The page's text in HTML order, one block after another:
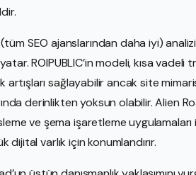
SEO ajanslarından daha iyi)
ROIPUBLIC’in modeli, kısa vadeli
sağlayabilir ancak site
derinlikten yoksun olabilir. Alien
ve şema işaretleme
varlık için konumlandırır.